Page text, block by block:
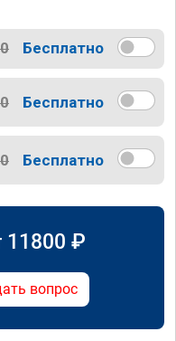
Бесплатно
Бесплатно
Бесплатно
11800 ₽
вопрос